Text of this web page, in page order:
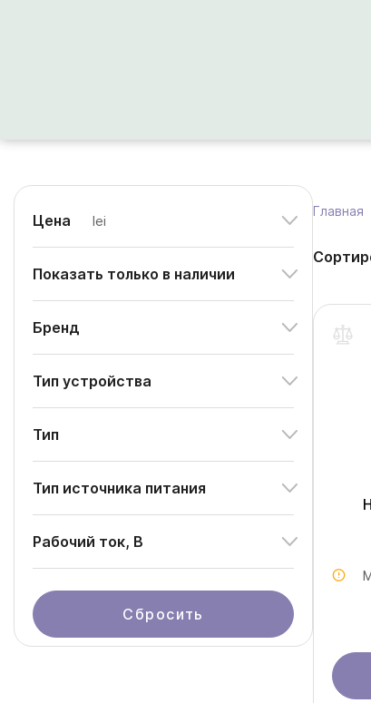
Цена lei
Показать только в наличии
Бренд
Тип устройства
Тип
Тип источника питания
Рабочий ток, В
Сбросить
Главная